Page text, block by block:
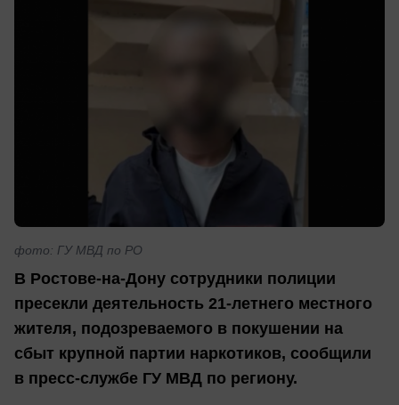
фото: ГУ МВД по РО
В Ростове-на-Дону сотрудники полиции
пресекли деятельность 21-летнего местного
жителя, подозреваемого в покушении на
сбыт крупной партии наркотиков, сообщили
в пресс-службе ГУ МВД по региону.